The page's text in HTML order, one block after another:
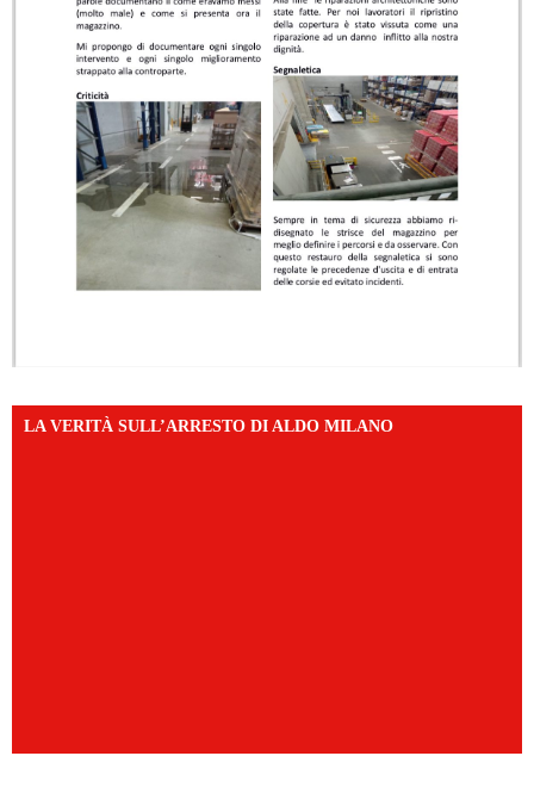
LA VERITÀ SULL’ARRESTO DI ALDO MILANO